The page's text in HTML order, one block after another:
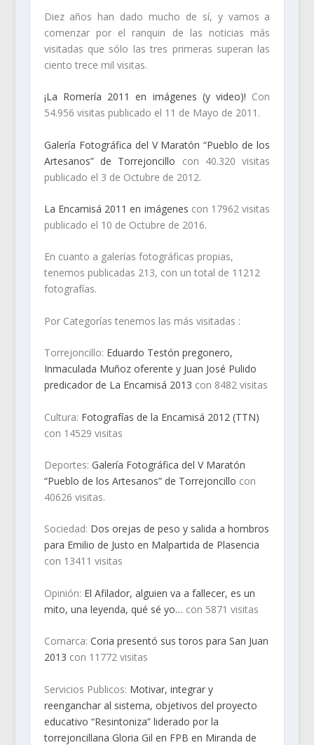
Diez años han dado mucho de sí, y vamos a
comenzar por el ranquin de las noticias más
visitadas que sólo las tres primeras superan las
ciento trece mil visitas.
¡La Romería 2011 en imágenes (y video)! Con
54.956 visitas publicado el 11 de Mayo de 2011.
Galería Fotográfica del V Maratón “Pueblo de los
Artesanos” de Torrejoncillo con 40.320 visitas
publicado el 3 de Octubre de 2012.
La Encamisá 2011 en imágenes con 17962 visitas
publicado el 10 de Octubre de 2016.
En cuanto a galerías fotográficas propias,
tenemos publicadas 213, con un total de 11212
fotografías.
Por Categorías tenemos las más visitadas :
Torrejoncillo: Eduardo Testón pregonero,
Inmaculada Muñoz oferente y Juan José Pulido
predicador de La Encamisá 2013 con 8482 visitas
Cultura: Fotografías de la Encamisá 2012 (TTN)
con 14529 visitas
Deportes: Galería Fotográfica del V Maratón
“Pueblo de los Artesanos” de Torrejoncillo con
40626 visitas.
Sociedad: Dos orejas de peso y salida a hombros
para Emilio de Justo en Malpartida de Plasencia
con 13411 visitas
Opinión: El Afilador, alguien va a fallecer, es un
mito, una leyenda, qué sé yo… con 5871 visitas
Comarca: Coria presentó sus toros para San Juan
2013 con 11772 visitas
Servicios Publicos: Motivar, integrar y
reenganchar al sistema, objetivos del proyecto
educativo “Resintoniza” liderado por la
torrejoncillana Gloria Gil en FPB en Miranda de